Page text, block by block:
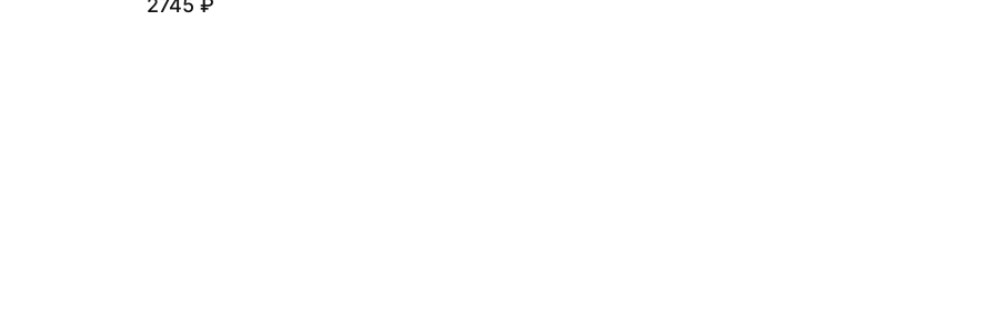
2745 ₽